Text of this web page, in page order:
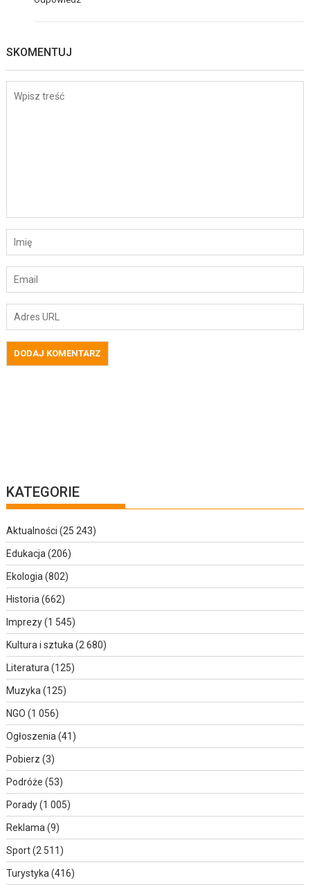
SKOMENTUJ
KATEGORIE
Aktualności (25 243)
Edukacja (206)
Ekologia (802)
Historia (662)
Imprezy(1 545)
Kultura i sztuka (2 680)
Literatura (125)
Muzyka (125)
NGO (1 056)
Ogłoszenia (41)
Pobierz (3)
Podróże (53)
Porady(1 005)
Reklama (9)
Sport(2 511)
Turystyka (416)